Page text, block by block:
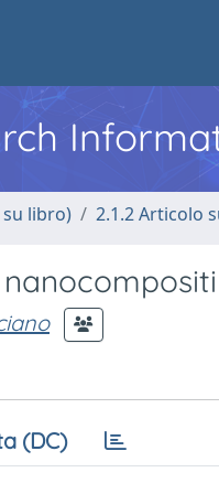
libro) 2.1.2 Articolo
(DC)